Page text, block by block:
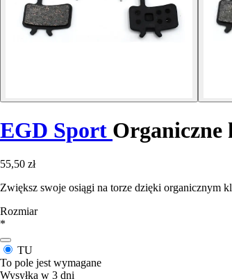
EGD Sport Organiczne
55,50 zł
Zwiększ swoje osiągi na torze dzięki organicznym
Rozmiar
*
TU
To pole jest wymagane
Wysyłka w 3 dni